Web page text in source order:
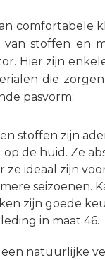
comfortabele
van stoffen en
Hier zijn
die
pasvorm:
stoffen zijn
de huid. Ze
ze ideaal zijn
seizoenen.
zijn goede
in maat 46.
een natuurlijke